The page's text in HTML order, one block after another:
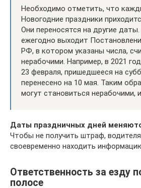
Необходимо отметить, что
Новогодние праздники
Они переносятся на другие
ежегодно выходит
РФ, в котором указаны числа,
нерабочими. Например, в 2021
23 февраля, пришедшееся на
перенесено на 10 мая. Таким
могут становиться нерабочими,
Даты праздничных дней
Чтобы не получить штраф,
своевременно находить
Ответственность за езду
полосе